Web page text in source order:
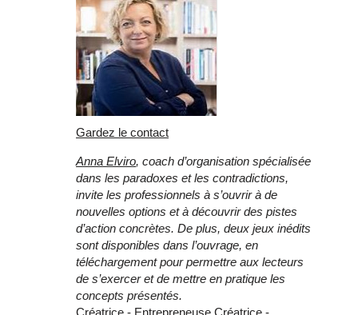
Gardez le contact
Anna Elviro, coach d’organisation spécialisée
dans les paradoxes et les contradictions,
invite les professionnels à s’ouvrir à de
nouvelles options et à découvrir des pistes
d’action concrètes. De plus, deux jeux inédits
sont disponibles dans l’ouvrage, en
téléchargement pour permettre aux lecteurs
de s’exercer et de mettre en pratique les
concepts présentés.
Créatrice - Entrepreneuse Créatrice -